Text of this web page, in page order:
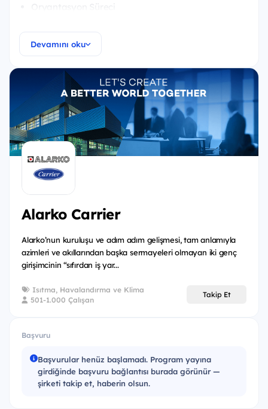
Oryantasyon Süreci
Proje Çalışması
Deneyim Paylaşımları
Seminerler
Simülasyonlar
Envanter Uygulaması
Geri Bildirim Buluşmaları
Program Kapanışı
Kimler Başvurabilir?
Türkiye Cumhuriyeti vatandaşıysan,
Lisans 3. sınıf öğrencisiysen,
Üniversitelerin; İktisadi ve İdari Bilimler, Sosyoloji,
Endüstri Mühendisliği, İnşaat Mühendisliği veya
ilişkili bölümlerinde öğrenim görüyorsan,
İngilizce, Almanca veya Fransızca dillerinden birini
Devamını oku
Alarko Carrier
Alarko’nun kuruluşu ve adım adım gelişmesi, tam anlamıyla
azimleri ve akıllarından başka sermayeleri olmayan iki genç
girişimcinin “sıfırdan iş yar...
Isıtma, Havalandırma ve Klima
501-1.000 Çalışan
Takip Et
Başvuru
Başvurular henüz başlamadı. Program yayına
girdiğinde başvuru bağlantısı burada görünür —
şirketi takip et, haberin olsun.